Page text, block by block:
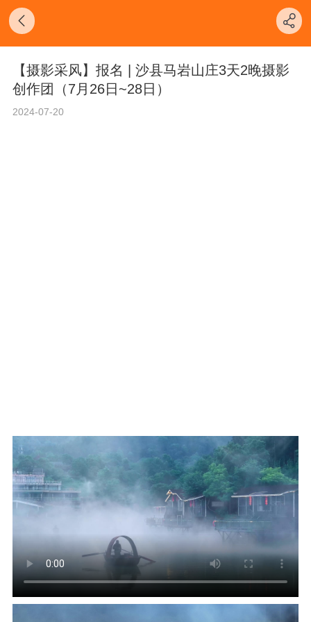
【摄影采风】报名 | 沙县马岩山庄3天2晚摄影
创作团（7月26日~28日）
2024-07-20